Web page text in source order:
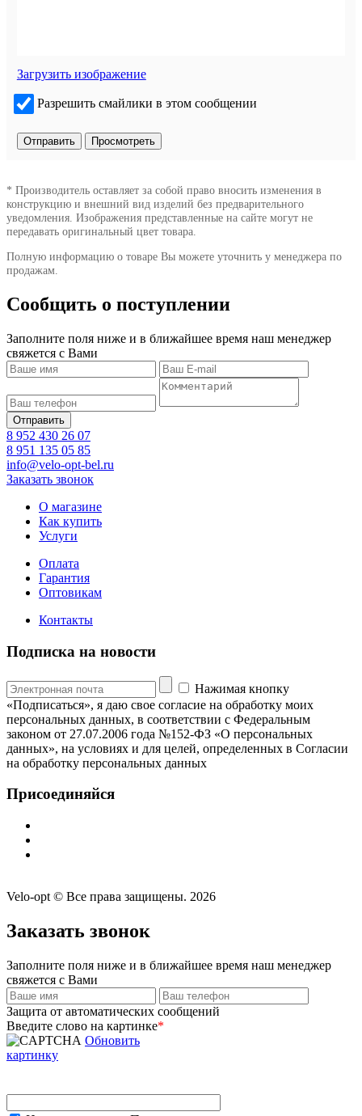
Загрузить изображение
Разрешить смайлики в этом сообщении
* Производитель оставляет за собой право вносить изменения в
конструкцию и внешний вид изделий без предварительного
уведомления. Изображения представленные на сайте могут не
передавать оригинальный цвет товара.
Полную информацию о товаре Вы можете уточнить у менеджера по
продажам.
Сообщить о поступлении
Заполните поля ниже и в ближайшее время наш менеджер
свяжется с Вами
8 952 430 26 07
8 951 135 05 85
info@velo-opt-bel.ru
Заказать звонок
О магазине
Как купить
Услуги
Оплата
Гарантия
Оптовикам
Контакты
Подписка на новости
Нажимая кнопку
«Подписаться», я даю свое согласие на обработку моих
персональных данных, в соответствии с Федеральным
законом от 27.07.2006 года №152-ФЗ «О персональных
данных», на условиях и для целей, определенных в Согласии
на обработку персональных данных
Присоединяйся
Velo-opt © Все права защищены. 2026
Заказать звонок
Заполните поля ниже и в ближайшее время наш менеджер
свяжется с Вами
Защита от автоматических сообщений
Введите слово на картинке*
Обновить
картинку